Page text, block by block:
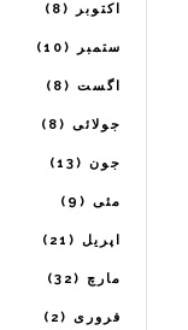
اکتوبر 8
ستمبر 10
اگست 8
جولائی 8
جون 13
مئی 9
اپریل 21
مارچ 32
فروری 2